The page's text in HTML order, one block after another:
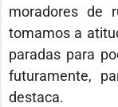
moradores de
tomamos a
paradas para
futuramente,
destaca.